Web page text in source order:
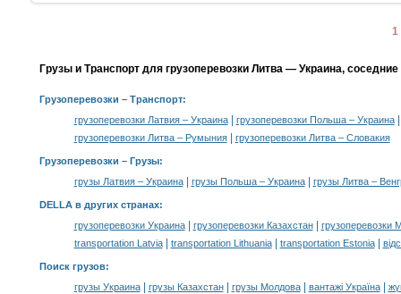
1
Грузы и Транспорт для грузоперевозки Литва — Украина,
Грузоперевозки – Транспорт:
грузоперевозки Латвия – Украина| грузоперевозки Польша – Украина
грузоперевозки Литва – Румыния| грузоперевозки Литва – Словакия
Грузоперевозки – Грузы:
грузы Латвия – Украина| грузы Польша – Украина| грузы Литва –
DELLA в других странах:
грузоперевозки Украина| грузоперевозки Казахстан|
грузоперевозки
transportation Latvia| transportation Lithuania| transportation Estonia|
Поиск грузов:
грузы Украина| грузы Казахстан| грузы Молдова| вантажі Україна|